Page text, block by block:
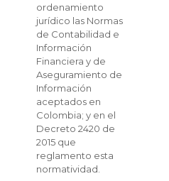
ordenamiento
jurídico las Normas
de Contabilidad e
Información
Financiera y de
Aseguramiento de
Información
aceptados en
Colombia; y en el
Decreto 2420 de
2015 que
reglamento esta
normatividad.